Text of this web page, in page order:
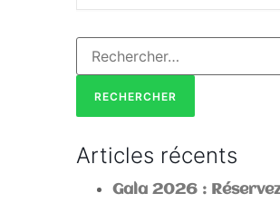
Articles récents
Gala 2026 :